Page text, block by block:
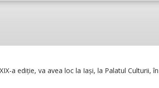
a ediție, va avea loc la Iași, la Palatul Culturii, în